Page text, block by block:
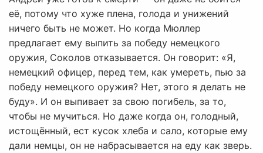
её, потому что хуже плена, голода и унижений
ничего быть не может. Но когда Мюллер
предлагает ему выпить за победу немецкого
оружия, Соколов отказывается. Он говорит: «Я,
немецкий офицер, перед тем, как умереть, пью за
победу немецкого оружия? Нет, этого я делать не
буду». И он выпивает за свою погибель, за то,
чтобы не мучиться. Но даже когда он, голодный,
истощённый, ест кусок хлеба и сало, которые ему
дали немцы, он не набрасывается на еду как зверь.